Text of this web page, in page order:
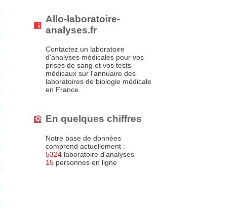
Allo-laboratoire-
analyses.fr
Contactez un laboratoire
d'analyses médicales pour vos
prises de sang et vos tests
médicaux sur l'annuaire des
laboratoires de biologie médicale
en France.
En quelques chiffres
Notre base de données
comprend actuellement :
5324 laboratoire d'analyses
15 personnes en ligne